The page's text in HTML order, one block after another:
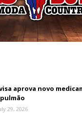
aprova novo
29, 2026